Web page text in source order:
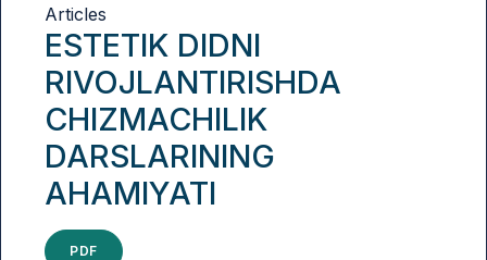
Articles
ESTETIK DIDNI
RIVOJLANTIRISHDA
CHIZMACHILIK
DARSLARINING
AHAMIYATI
PDF